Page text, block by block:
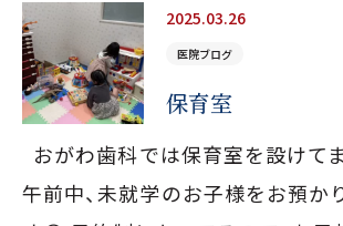
2025.03.26
医院ブログ
保育室
おがわ歯科では保育室を設けて
午前中、未就学のお子様をお預か
セラミック治療・ホワイトニング
矯正歯科
0480-93-